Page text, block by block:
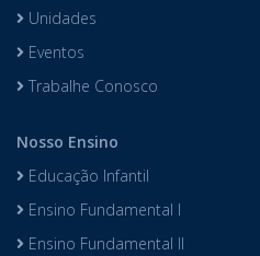
Unidades
Eventos
Trabalhe Conosco
Nosso Ensino
Educação Infantil
Ensino Fundamental I
Ensino Fundamental II